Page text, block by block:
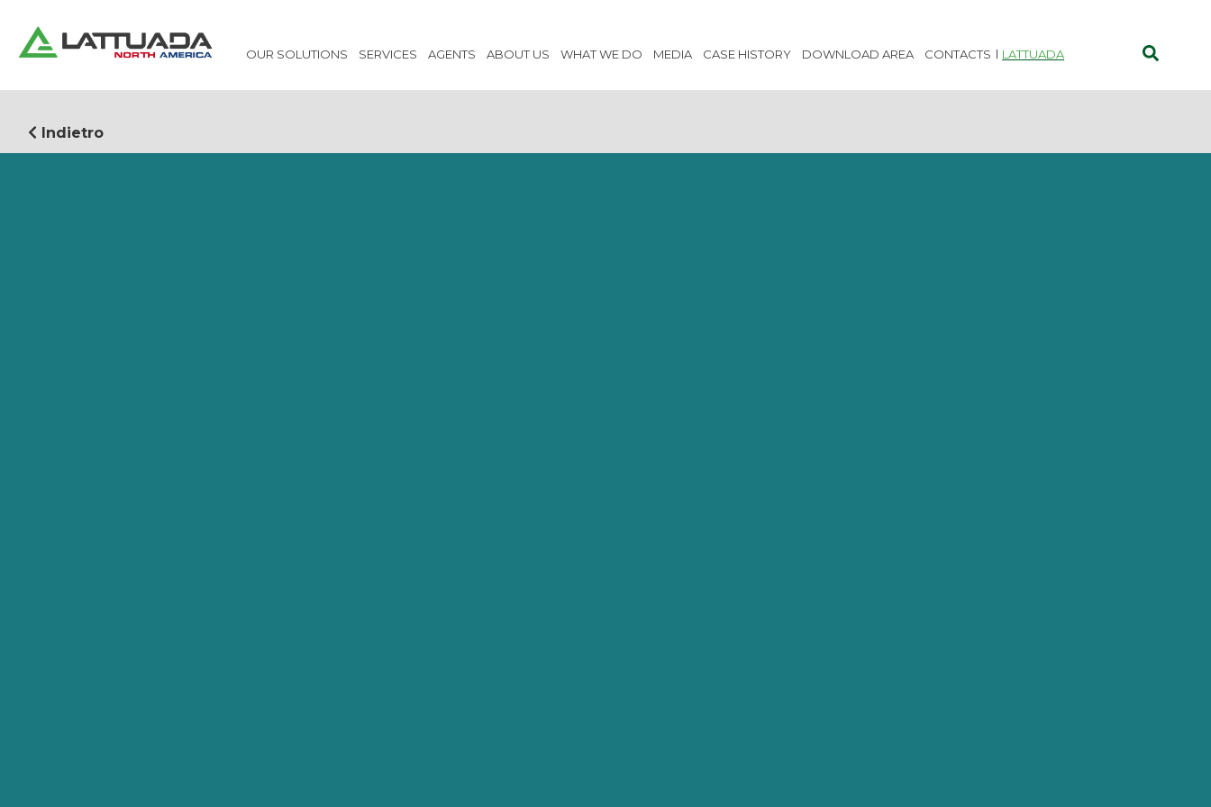
OUR SOLUTIONS SERVICES AGENTS ABOUT US WHAT WE DO MEDIA CASE HISTORY DOWNLOAD AREA CONTACTS LATTUADA
Indietro